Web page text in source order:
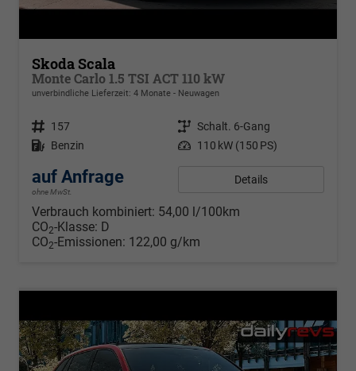
Skoda Scala
Monte Carlo 1.5 TSI ACT 110 kW
unverbindliche Lieferzeit: 4 Monate Neuwagen
Fahrzeugnr. 157 Getriebe Schalt. 6-Gang
Kraftstoff Benzin Leistung 110 kW (150 PS)
auf Anfrage
ohne MwSt.
Details
Verbrauch kombiniert: 54,00 l/100km
CO2-Klasse: D
CO2-Emissionen: 122,00 g/km